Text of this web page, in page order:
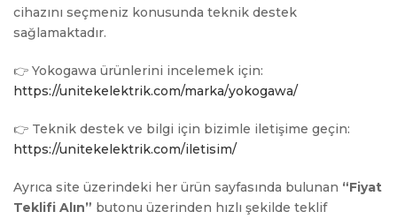
cihazını seçmeniz konusunda teknik destek
sağlamaktadır.
👉 Yokogawa ürünlerini incelemek için:
https://unitekelektrik.com/marka/yokogawa/
👉 Teknik destek ve bilgi için bizimle iletişime geçin:
https://unitekelektrik.com/iletisim/
Ayrıca site üzerindeki her ürün sayfasında bulunan “Fiyat
Teklifi Alın” butonu üzerinden hızlı şekilde teklif